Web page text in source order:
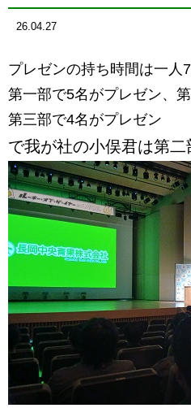
26.04.27
プレゼンの持ち時間は一人
第一部で5名がプレゼン、
第三部で4名がプレゼン
で我が社の小俣君は第二